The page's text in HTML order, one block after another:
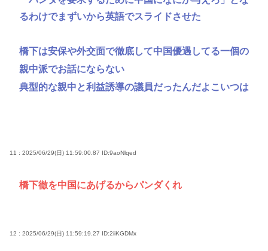
るわけでまずいから英語でスライドさせた
橋下は安保や外交面で徹底して中国優遇してる一個の
親中派でお話にならない
典型的な親中と利益誘導の議員だったんだよこいつは
11 : 2025/06/29(日) 11:59:00.87 ID:9aoNlqed
橋下徹を中国にあげるからパンダくれ
12 : 2025/06/29(日) 11:59:19.27 ID:2iiKGDMx